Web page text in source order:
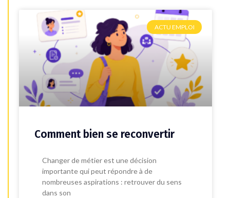
ACTU EMPLOI
Comment bien se reconvertir
Changer de métier est une décision
importante qui peut répondre à de
nombreuses aspirations : retrouver du sens
dans son